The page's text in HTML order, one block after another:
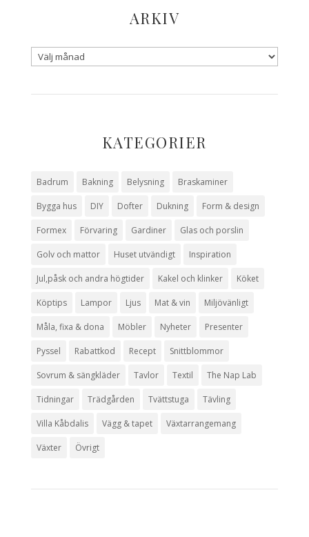
ARKIV
KATEGORIER
Badrum Bakning Belysning Braskaminer
Bygga hus DIY Dofter Dukning Form & design
Formex Förvaring Gardiner Glas och porslin
Golv och mattor Huset utvändigt Inspiration
Jul,påsk och andra högtider Kakel och klinker Köket
Köptips Lampor Ljus Mat & vin Miljövänligt
Måla, fixa & dona Möbler Nyheter Presenter
Pyssel Rabattkod Recept Snittblommor
Sovrum & sängkläder Tavlor Textil The Nap Lab
Tidningar Trädgården Tvättstuga Tävling
Villa Kåbdalis Vägg & tapet Växtarrangemang
Växter Övrigt